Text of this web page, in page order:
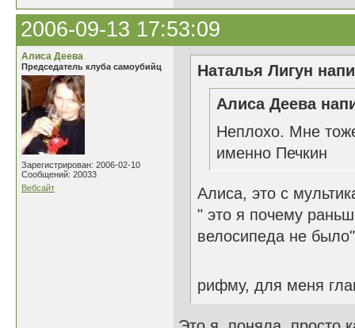
2006-09-13 17:53:09
Алиса Деева
Председатель клуба самоубийц
Зарегистрирован: 2006-02-10
Сообщений: 20033
Вебсайт
Наталья Лигун
Алиса Деева
Неплохо. Мне
именно Печкин
Алиса, это с
" это я почему
велосипеда не
рифму, для меня